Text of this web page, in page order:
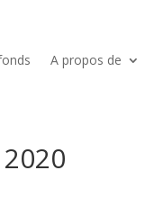
A propos de